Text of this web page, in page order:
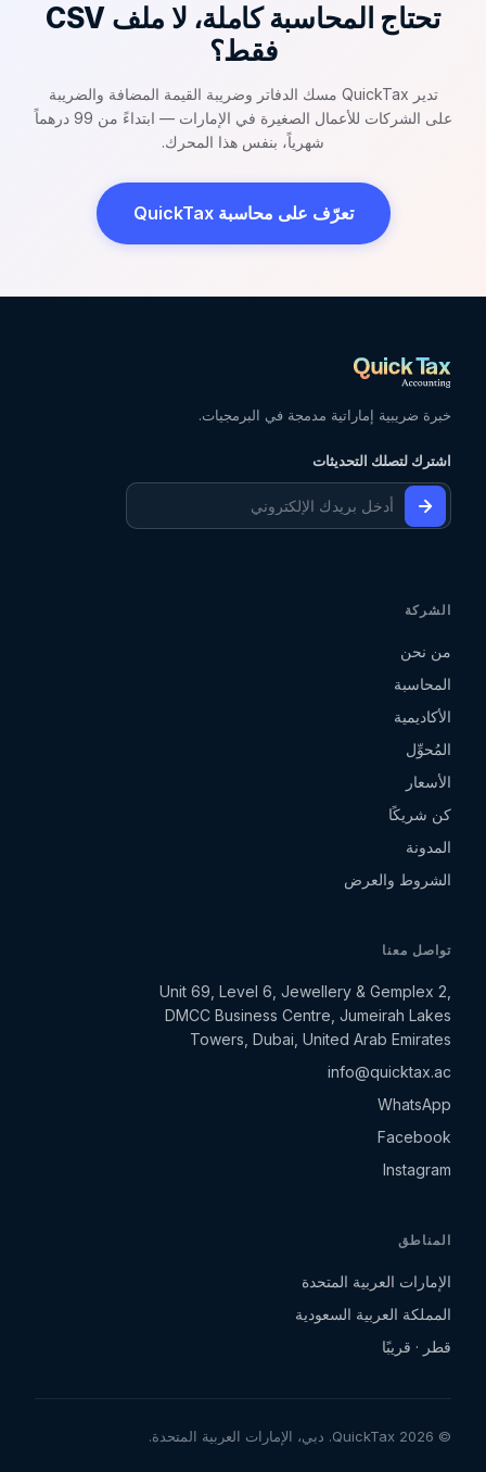
تحتاج المحاسبة كاملة، لا ملف CSV
فقط؟
تدير QuickTax مسك الدفاتر وضريبة القيمة المضافة والضريبة
على الشركات للأعمال الصغيرة في الإمارات — ابتداءً من 99 درهماً
شهرياً، بنفس هذا المحرك.
تعرّف على محاسبة QuickTax
خبرة ضريبية إماراتية مدمجة في البرمجيات.
اشترك لتصلك التحديثات
الشركة
من نحن
المحاسبة
الأكاديمية
المُحوِّل
الأسعار
كن شريكًا
المدونة
الشروط والعرض
تواصل معنا
Unit 69, Level 6, Jewellery & Gemplex 2,
DMCC Business Centre, Jumeirah Lakes
Towers, Dubai, United Arab Emirates
info@quicktax.ac
WhatsApp
Facebook
Instagram
المناطق
الإمارات العربية المتحدة
المملكة العربية السعودية
قطر · قريبًا
© 2026 QuickTax. دبي، الإمارات العربية المتحدة.